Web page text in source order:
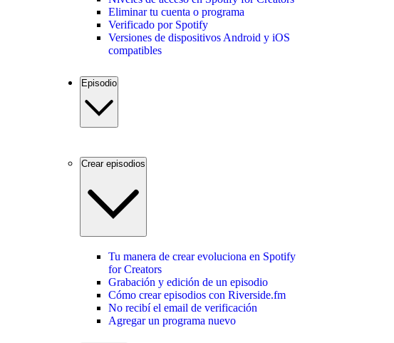
Eliminar tu cuenta o programa
Verificado por Spotify
Versiones de dispositivos Android y iOS
compatibles
Episodio
Crear episodios
Tu manera de crear evoluciona en Spotify
for Creators
Grabación y edición de un episodio
Cómo crear episodios con Riverside.fm
No recibí el email de verificación
Agregar un programa nuevo